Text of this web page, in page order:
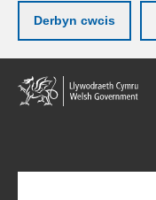
Derbyn cwcis
Neidio
i'r
prif